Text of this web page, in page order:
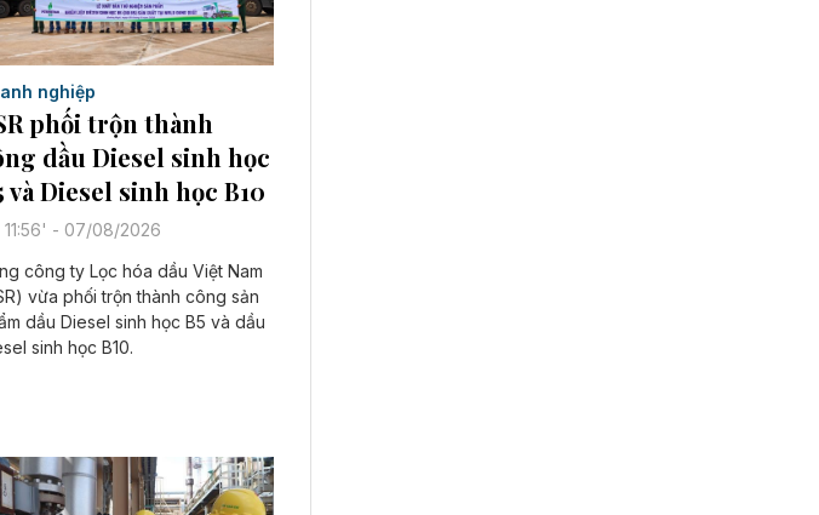
nghiệp
phối trộn thành
dầu Diesel sinh học
và Diesel sinh học B10
11:56' - 07/08/2026
công ty Lọc hóa dầu Việt Nam
vừa phối trộn thành công sản
dầu Diesel sinh học B5 và dầu
sinh học B10.